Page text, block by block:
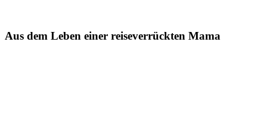
Aus dem Leben einer reiseverrückten Mama